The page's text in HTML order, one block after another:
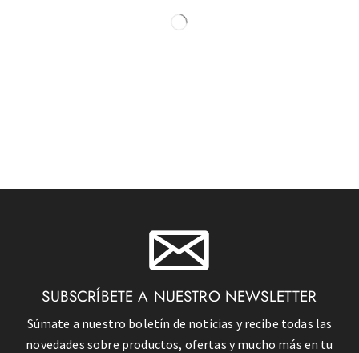
SUBSCRÍBETE A NUESTRO NEWSLETTER
Súmate a nuestro boletín de noticias y recibe todas las
novedades sobre productos, ofertas y mucho más en tu